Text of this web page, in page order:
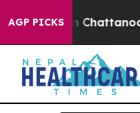
AGP PICKS
Chaos in